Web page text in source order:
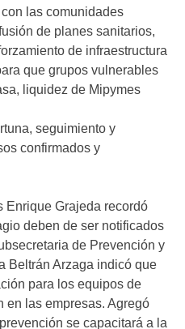
con las comunidades
de planes sanitarios,
de infraestructura
que grupos vulnerables
liquidez de Mipymes
seguimiento y
confirmados y
Enrique Grajeda recordó
deben de ser notificados
de Prevención y
Beltrán Arzaga indicó que
para los equipos de
en las empresas. Agregó
se capacitará a la